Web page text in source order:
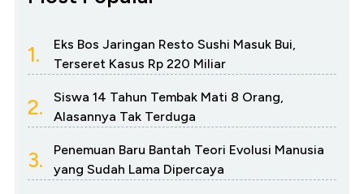
1.
Eks Bos Jaringan Resto Sushi Masuk Bui,
Terseret Kasus Rp 220 Miliar
2.
Siswa 14 Tahun Tembak Mati 8 Orang,
Alasannya Tak Terduga
3.
Penemuan Baru Bantah Teori Evolusi Manusia
yang Sudah Lama Dipercaya